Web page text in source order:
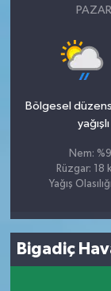
PAZAR
Bölgesel
yağışlı
Nem:
Rüzgar: 18
Yağış
Bigadiç